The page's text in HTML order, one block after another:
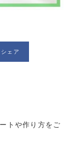
シェア
トや作り方をご